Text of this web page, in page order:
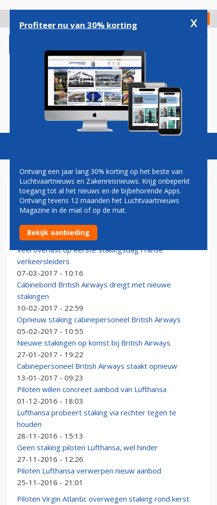
gaan
Check in
Magazine Podcasts Vacatures
STAKING
Reisbeurs ITB geplaagd door grote luchtvaartstaking
09-03-2017 - 17:27
Veel overlast op eerste stakingsdag Franse
verkeersleiders
07-03-2017 - 10:16
Cabinebond British Airways dreigt met nieuwe
stakingen
10-02-2017 - 22:59
Opnieuw staking cabinepersoneel British Airways
05-02-2017 - 10:55
Nieuwe stakingen op komst bij British Airways
27-01-2017 - 19:22
Cabinepersoneel British Airways staakt opnieuw
13-01-2017 - 09:23
Piloten willen concreet aanbod van Lufthansa
01-12-2016 - 18:03
Lufthansa probeert staking via rechter tegen te
houden
28-11-2016 - 15:13
Geen staking piloten Lufthansa, wel hinder
27-11-2016 - 12:26
Piloten Lufthansa verwerpen nieuw aanbod
25-11-2016 - 21:01
Piloten Virgin Atlantic overwegen staking rond kerst
Profiteer nu van 30% korting x
Ontvang een jaar lang 30% korting op het beste van
Luchtvaartnieuws en Zakenreisnieuws. Krijg onbeperkt
toegang tot al het nieuws en de bijbehorende Apps.
Ontvang tevens 12 maanden het Luchtvaartnieuws
Magazine in de mail of op de mat.
Bekijk aanbieding